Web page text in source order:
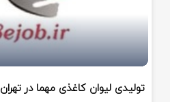
تولیدی لیوان کاغذی مهما در تهران